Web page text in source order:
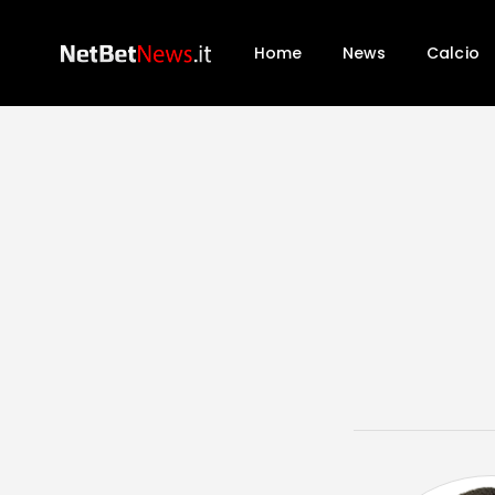
Home News Calcio